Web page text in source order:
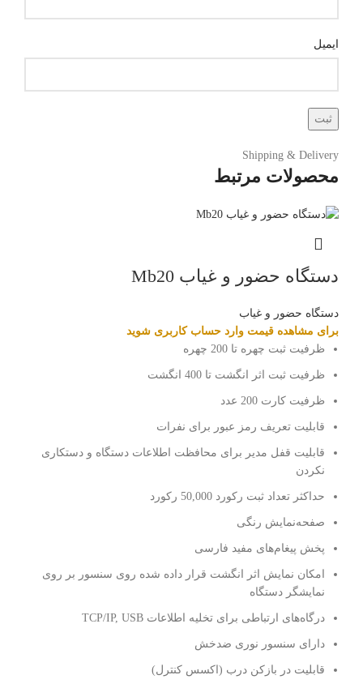
ایمیل
Shipping & Delivery
محصولات مرتبط
دستگاه حضور و غیاب Mb20
دستگاه حضور و غیاب
برای مشاهده قیمت وارد حساب کاربری شوید
ظرفیت ثبت چهره تا 200 چهره
ظرفیت ثبت اثر انگشت تا 400 انگشت
ظرفیت کارت 200 عدد
قابلیت تعریف رمز عبور برای نفرات
قابلیت قفل مدیر برای محافظت اطلاعات دستگاه و دستکاری
نکردن
حداکثر تعداد ثبت رکورد 50,000 رکورد
صفحه‌نمایش رنگی
پخش پیغام‌های مفید فارسی
امکان نمایش اثر انگشت قرار داده شده روی سنسور بر روی
نمایشگر دستگاه
درگاه‌های ارتباطی برای تخلیه اطلاعات TCP/IP, USB
دارای سنسور نوری ضدخش
قابلیت در بازکن درب (اكسس كنترل)